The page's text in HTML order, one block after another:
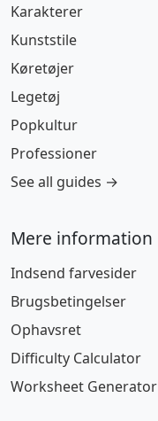
Karakterer
Kunststile
Køretøjer
Legetøj
Popkultur
Professioner
See all guides →
Mere information
Indsend farvesider
Brugsbetingelser
Ophavsret
Difficulty Calculator
Worksheet Generator